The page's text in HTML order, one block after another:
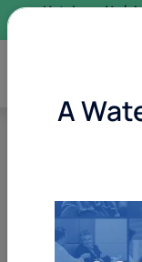
Hatalmas
A